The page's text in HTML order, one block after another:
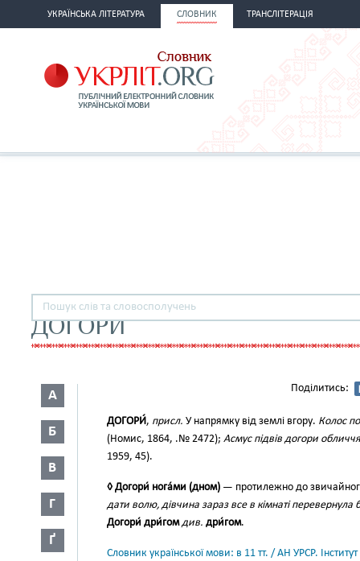
УКРАЇНСЬКА ЛІТЕРАТУРА СЛОВНИК ТРАНСЛІТЕРАЦІЯ
ДОГОРИ
А
Б
В
Г
Ґ
Поділитись:
ДОГОРИ́, присл. У напрямку від землі вгору. Колос
(Номис, 1864, .№ 2472); Асмус підвів догори
1959, 45).
◊ Догори́ нога́ми (дном) — протилежно до
дати волю, дівчина зараз все в кімнаті перевернула
Догори́ дри́гом див. дри́гом.
Словник української мови: в 11 тт. / АН УРСР.